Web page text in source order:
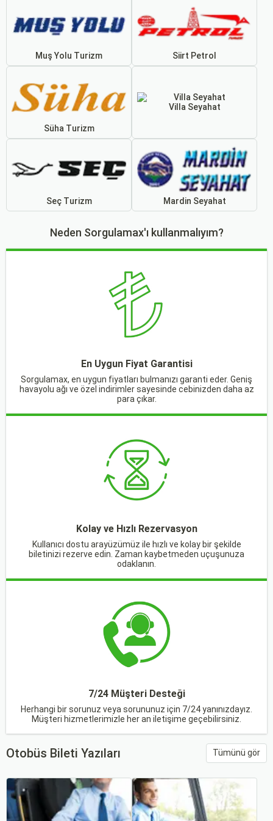
Muş Yolu Turizm Siirt Petrol
Süha Turizm
Villa Seyahat
Seç Turizm Mardin Seyahat
Neden Sorgulamax'ı kullanmalıyım?
En Uygun Fiyat Garantisi
Sorgulamax, en uygun fiyatları bulmanızı garanti eder. Geniş
havayolu ağı ve özel indirimler sayesinde cebinizden daha az
para çıkar.
Kolay ve Hızlı Rezervasyon
Kullanıcı dostu arayüzümüz ile hızlı ve kolay bir şekilde
biletinizi rezerve edin. Zaman kaybetmeden uçuşunuza
odaklanın.
7/24 Müşteri Desteği
Herhangi bir sorunuz veya sorununuz için 7/24 yanınızdayız.
Müşteri hizmetlerimizle her an iletişime geçebilirsiniz.
Otobüs Bileti Yazıları Tümünü gör